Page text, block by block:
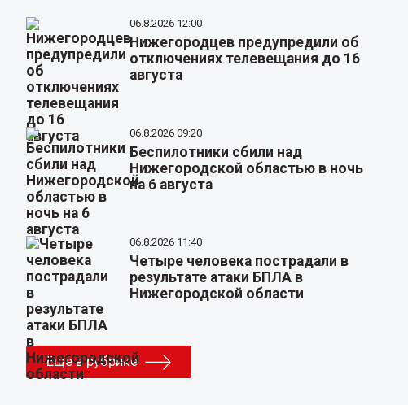
06.8.2026 12:00
Нижегородцев предупредили об
отключениях телевещания до 16
августа
06.8.2026 09:20
Беспилотники сбили над
Нижегородской областью в ночь
на 6 августа
06.8.2026 11:40
Четыре человека пострадали в
результате атаки БПЛА в
Нижегородской области
Еще в рубрике